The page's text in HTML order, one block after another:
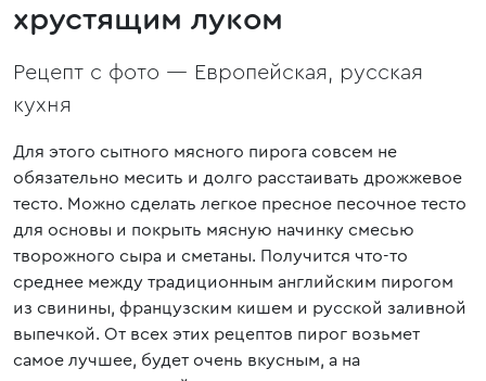
хрустящим луком
Рецепт с фото — Европейская, русская
кухня
Для этого сытного мясного пирога совсем не
обязательно месить и долго расстаивать дрожжевое
тесто. Можно сделать легкое пресное песочное тесто
для основы и покрыть мясную начинку смесью
творожного сыра и сметаны. Получится что-то
среднее между традиционным английским пирогом
из свинины, французским кишем и русской заливной
выпечкой. От всех этих рецептов пирог возьмет
самое лучшее, будет очень вкусным, а на